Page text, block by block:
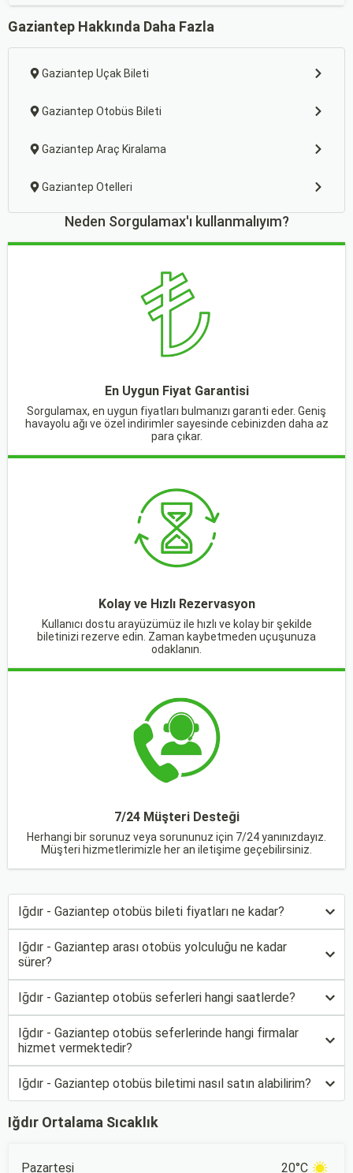
Gaziantep Hakkında Daha Fazla
Gaziantep Uçak Bileti
Gaziantep Otobüs Bileti
Gaziantep Araç Kiralama
Gaziantep Otelleri
Neden Sorgulamax'ı kullanmalıyım?
En Uygun Fiyat Garantisi
Sorgulamax, en uygun fiyatları bulmanızı garanti eder. Geniş
havayolu ağı ve özel indirimler sayesinde cebinizden daha az
para çıkar.
Kolay ve Hızlı Rezervasyon
Kullanıcı dostu arayüzümüz ile hızlı ve kolay bir şekilde
biletinizi rezerve edin. Zaman kaybetmeden uçuşunuza
odaklanın.
7/24 Müşteri Desteği
Herhangi bir sorunuz veya sorununuz için 7/24 yanınızdayız.
Müşteri hizmetlerimizle her an iletişime geçebilirsiniz.
Iğdır - Gaziantep otobüs bileti fiyatları ne kadar?
Iğdır - Gaziantep arası otobüs yolculuğu ne kadar
sürer?
Iğdır - Gaziantep otobüs seferleri hangi saatlerde?
Iğdır - Gaziantep otobüs seferlerinde hangi firmalar
hizmet vermektedir?
Iğdır - Gaziantep otobüs biletimi nasıl satın alabilirim?
Iğdır Ortalama Sıcaklık
Pazartesi 20°C